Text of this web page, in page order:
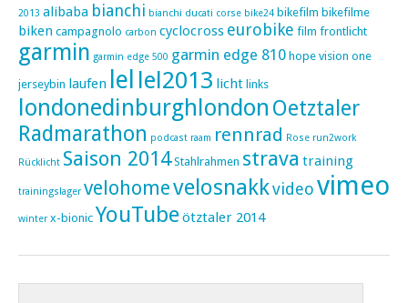
2013 alibaba bianchi bianchi ducati corse bike24 bikefilm bikefilme
biken campagnolo carbon cyclocross eurobike film frontlicht
garmin garmin edge 500 garmin edge 810 hope vision one
jerseybin laufen lel lel2013 licht links
londonedinburghlondon Oetztaler
Radmarathon podcast raam rennrad Rose run2work
Rücklicht Saison 2014 Stahlrahmen strava training
trainingslager velohomevelosnakkvideovimeo
winter x-bionic YouTubeötztaler 2014